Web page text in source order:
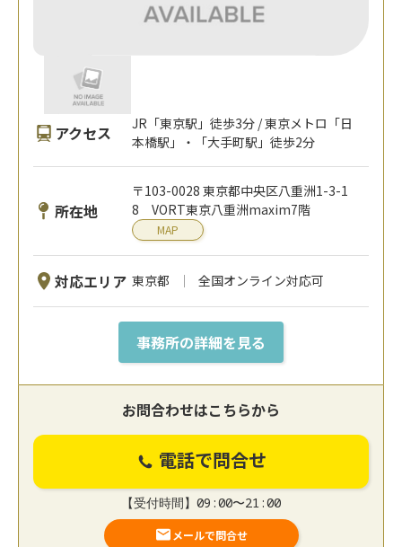
アクセス
JR「東京駅」徒歩3分 / 東京メトロ「日
本橋駅」・「大手町駅」徒歩2分
所在地
〒103-0028 東京都中央区八重洲1-3-1
8 VORT東京八重洲maxim7階
MAP
対応エリア 東京都 全国オンライン対応可
事務所の詳細を見る
お問合わせはこちらから
電話で問合せ
【受付時間】09:00〜21:00
メールで問合せ